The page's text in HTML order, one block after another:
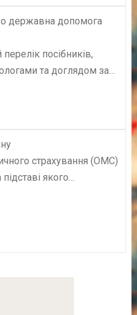
державна допомога
посібників,
та доглядом за…
страхування (ОМС)
якого…